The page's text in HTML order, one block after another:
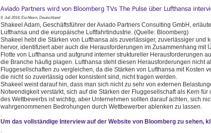
Aviado Partners wird von Bloomberg TVs The Pulse über Lufthansa
9. Juli 2014, Eschborn, Deutschland
Shakeel Adam, Geschäftsführer der Aviado Partners Consulting GmbH,
Lufthansa und die europäische Luftfahrtindustrie. (Quelle: Bloomberg)
Shakeel hebt die Stärken von Lufthansa als zuverlässiger, zuverlässiger und
hervor, identifiziert aber auch die Herausforderungen im Zusammenhang mit
Flotte von Lufthansa und aufgrund interner struktureller Herausforderungen
die Branche häufig plagen. Lufthansa steht diesen Herausforderungen nicht
Fluggesellschaften zu vergleichen, da die Stärken von Lufthansa mit Kosten
die nicht so zuverlässig oder konsistent sind, nicht tragen werden.
Shakeel weist darauf hin, dass man sich nicht zu sehr von externen
Notwendigkeit verstärkt, sich auf die Stärken der Fluggesellschaft als Kern
des Wettbewerbs ist wichtig, aber Unternehmen sollten darauf achten, sich
wahrgenommenen Bedrohungen durch Wettbewerber ablenken zu lassen.
.
Um das vollständige Interview auf der Website von Bloomberg zu sehen,